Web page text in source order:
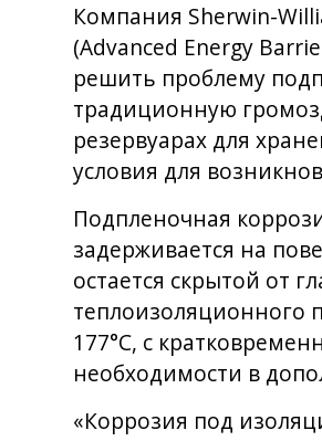
Компания Sherwin-
(Advanced Energy
решить проблему
традиционную
резервуарах для
условия для
Подпленочная
задерживается на
остается скрытой от
теплоизоляционного
177°C, с
необходимости в
«Коррозия под